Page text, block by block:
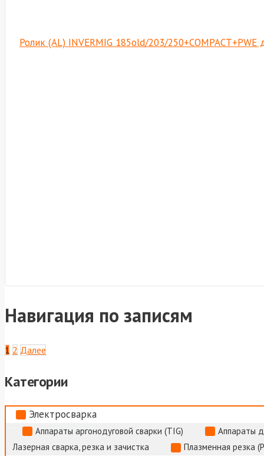
Ролик (AL) INVERMIG 185old/203/
Навигация по записям
1 2 Далее
Категории
Электросварка
Аппараты аргонодуговой сварки (TIG)
Аппараты
Лазерная сварка, резка и зачистка
Плазменная резка